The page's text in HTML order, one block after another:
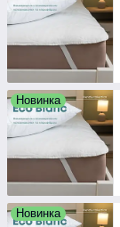
Новинка
Новинка